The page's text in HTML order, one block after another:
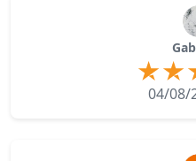
04/08/